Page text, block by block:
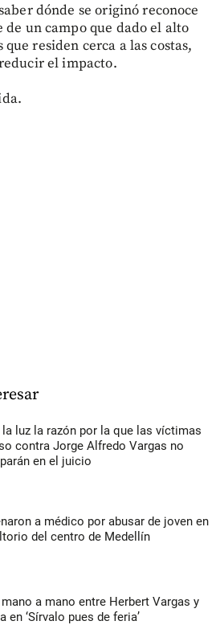
dónde se originó reconoce
de un campo que dado el alto
residen cerca a las costas,
el impacto.
la luz la razón por la que las víctimas
contra Jorge Alfredo Vargas no
en el juicio
a médico por abusar de joven en
del centro de Medellín
a mano entre Herbert Vargas y
en ‘Sírvalo pues de feria’